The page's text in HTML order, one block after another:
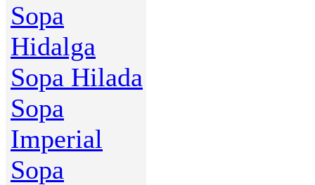
Sopa
Hidalga
Sopa Hilada
Sopa
Imperial
Sopa